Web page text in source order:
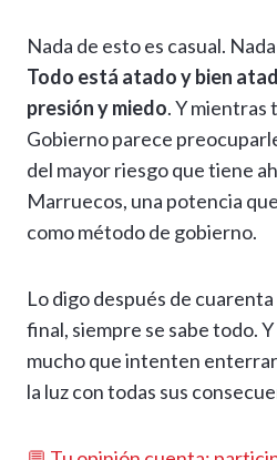
Nada de esto es casual.
Todo está atado y bien
presión y miedo. Y mientras
Gobierno parece
del mayor riesgo que tiene
Marruecos, una potencia
como método de gobierno.
Lo digo después de
final, siempre se sabe todo.
mucho que intenten
la luz con todas sus